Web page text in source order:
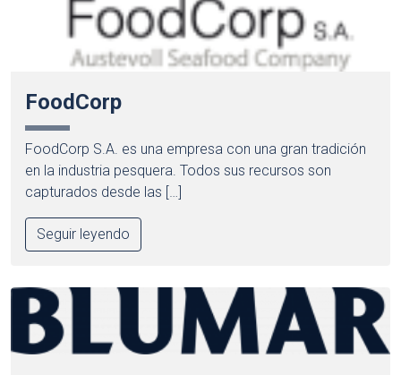
FoodCorp
FoodCorp S.A. es una empresa con una gran tradición
en la industria pesquera. Todos sus recursos son
capturados desde las […]
Seguir leyendo